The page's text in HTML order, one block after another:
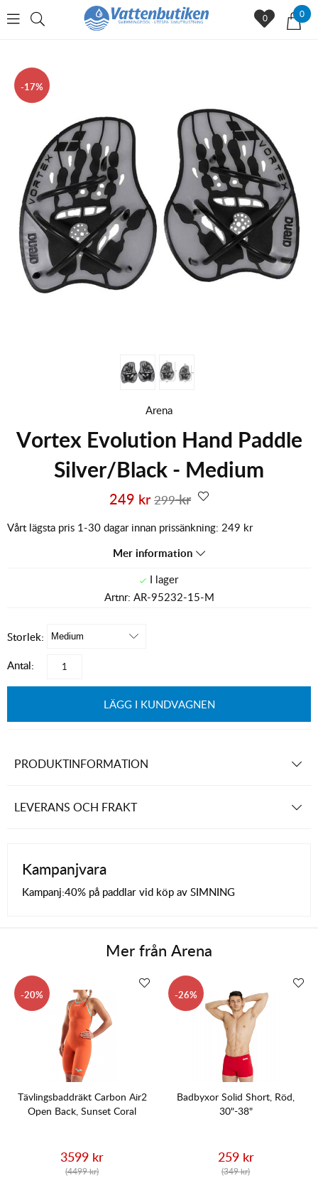
0
0
17
Arena
Vortex Evolution Hand Paddle
Silver/Black - Medium
299kr
249 kr
Vårt lägsta pris 1-30 dagar innan prissänkning: 249 kr
Mer information
Artnr: AR-95232-15-M
Storlek:
Antal:
LÄGG I KUNDVAGNEN
PRODUKTINFORMATION
LEVERANS OCH FRAKT
Kampanjvara
Kampanj:40% på paddlar vid köp av SIMNING
Mer från Arena
20
Tävlingsbaddräkt Carbon Air2
Open Back, Sunset Coral
3599 kr
(4499 kr)
26
Badbyxor Solid Short, Röd,
30"-38"
259 kr
(349 kr)